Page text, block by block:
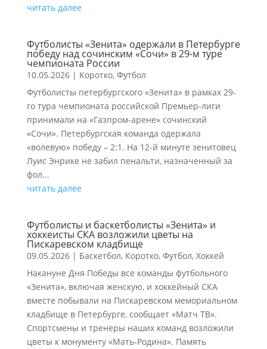
читать далее
Футболисты «Зенита» одержали в Петербурге
победу над сочинским «Сочи» в 29-м туре
чемпионата России
10.05.2026| Коротко, Футбол
Футболисты петербургского «Зенита» в рамках 29-
го тура чемпионата российской Премьер-лиги
принимали на «Газпром-арене» сочинский
«Сочи». Петербургская команда одержала
«волевую» победу – 2:1. На 12-й минуте зенитовец
Луис Энрике не забил пенальти, назначенный за
фол...
читать далее
Футболисты и баскетболисты «Зенита» и
хоккеисты СКА возложили цветы на
Пискаревском кладбище
09.05.2026| Баскетбол, Коротко, Футбол, Хоккей
Накануне Дня Победы все команды футбольного
«Зенита», включая женскую, и хоккейный СКА
вместе побывали на Пискаревском мемориальном
кладбище в Петербурге, сообщает «Матч ТВ».
Спортсмены и тренеры наших команд возложили
цветы к монументу «Мать‑Родина». Память